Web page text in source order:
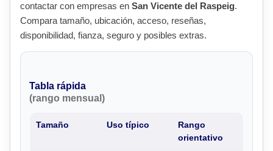
contactar con empresas en San Vicente del Raspeig.
Compara tamaño, ubicación, acceso, reseñas,
disponibilidad, fianza, seguro y posibles extras.
Tabla rápida
(rango mensual)
Tamaño Uso típico
Rango
orientativo